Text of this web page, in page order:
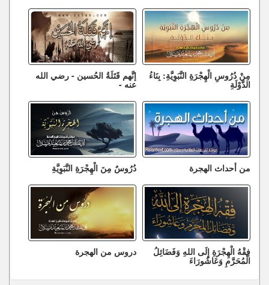
مِنْ دُرُوسِ الْهِجْرَةِ النَّبَوِيَّةِ: بِنَاءُ
الدَّوْلَةِ
إنَّهم قَتَلَةُ الحُسين - رضي الله
عنه -
من أحداث الهجرة دُرُوسٌ مِنَ الْهِجْرَةِ النَّبَوِيَّةِ
فِقْهُ الْهِجْرَةِ إِلَى اللهِ وَفَضَائِلُ
الْمُحَرَّمِ وَعَاشُورَاءَ
دروس من الهجرة